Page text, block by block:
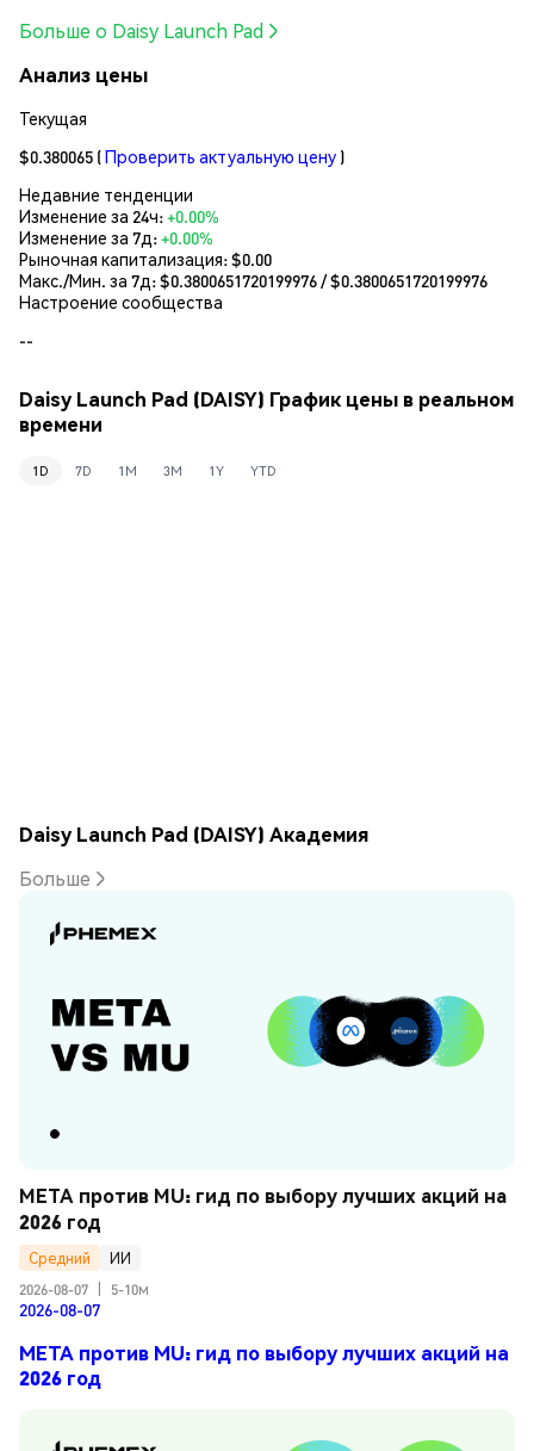
Больше о Daisy Launch Pad
Анализ цены
Текущая
$0.380065 (Проверить актуальную цену )
Недавние тенденции
Изменение за 24ч:+0.00%
Изменение за 7д:+0.00%
Рыночная капитализация:$0.00
Макс./Мин. за 7д: $0.3800651720199976/ $0.3800651720199976
Настроение сообщества
--
Daisy Launch Pad (DAISY) График цены в реальном
времени
1D 7D 1M 3M 1Y YTD
Daisy Launch Pad (DAISY) Академия
Больше
META против MU: гид по выбору лучших акций на
2026 год
Средний
ИИ
2026-08-07
5-10м
2026-08-07
META против MU: гид по выбору лучших акций на
2026 год